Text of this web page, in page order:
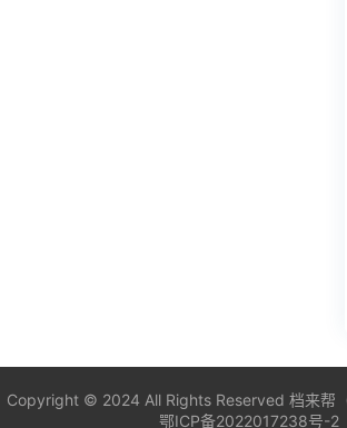
Copyright © 2024 All Rights Reserved 档来帮
鄂ICP备2022017238号-2